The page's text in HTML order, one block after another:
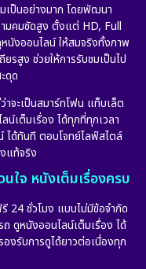
เป็นอย่างมาก โดยพัฒนา
มคมชัดสูง ตั้งแต่ HD, Full
นังออนไลน์ ให้สมจริงทั้งภาพ
รสูง ช่วยให้การรับชมเป็นไป
ดุด
จะเป็นสมาร์ทโฟน แท็บเล็ต
น์เต็มเรื่อง ได้ทุกที่ทุกเวลา
ได้ทันที ตอบโจทย์ไลฟ์สไตล์
แท้จริง
ใจ หนังเต็มเรื่องครบ
24 ชั่วโมง แบบไม่มีข้อจำกัด
ดูหนังออนไลน์เต็มเรื่อง ได้
งรับการดูได้ยาวต่อเนื่องทุก